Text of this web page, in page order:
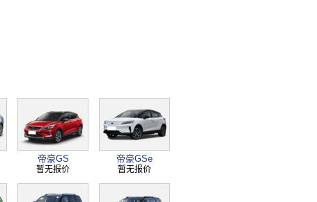
帝豪GS
暂无报价
帝豪GSe
暂无报价